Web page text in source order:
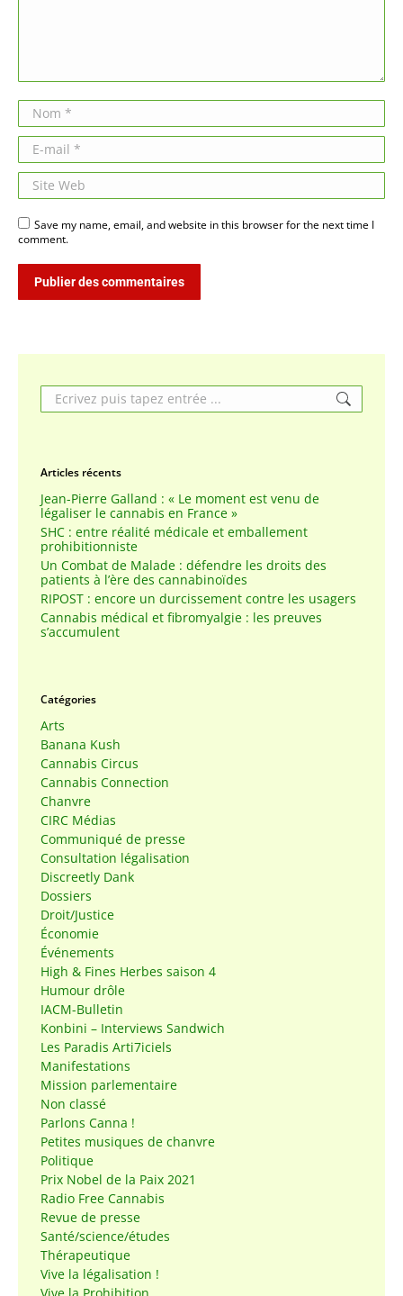
Nom *
E-mail *
Site Web
Save my name, email, and website in this browser for the next time I
comment.
Publier des commentaires
Search:
Articles récents
Jean-Pierre Galland : « Le moment est venu de
légaliser le cannabis en France »
SHC : entre réalité médicale et emballement
prohibitionniste
Un Combat de Malade : défendre les droits des
patients à l’ère des cannabinoïdes
RIPOST : encore un durcissement contre les usagers
Cannabis médical et fibromyalgie : les preuves
s’accumulent
Catégories
Arts
Banana Kush
Cannabis Circus
Cannabis Connection
Chanvre
CIRC Médias
Communiqué de presse
Consultation légalisation
Discreetly Dank
Dossiers
Droit/Justice
Économie
Événements
High & Fines Herbes saison 4
Humour drôle
IACM-Bulletin
Konbini – Interviews Sandwich
Les Paradis Arti7iciels
Manifestations
Mission parlementaire
Non classé
Parlons Canna !
Petites musiques de chanvre
Politique
Prix Nobel de la Paix 2021
Radio Free Cannabis
Revue de presse
Santé/science/études
Thérapeutique
Vive la légalisation !